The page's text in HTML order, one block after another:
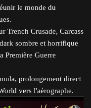
le monde du
Trench Crusade, Carcass
sombre et horrifique
Première Guerre
prolongement direct
vers l'aérographe.